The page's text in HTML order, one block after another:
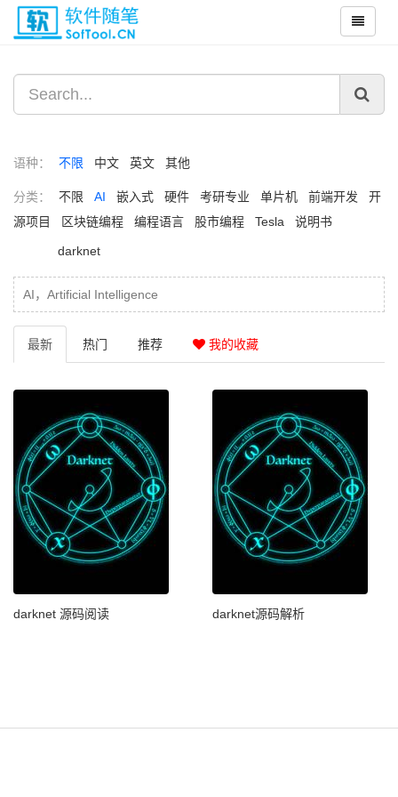
语种： 不限 中文 英文 其他
分类： 不限 AI 嵌入式 硬件 考研专业 单片机 前端开发
开
源项目
区块链编程 编程语言 股市编程 Tesla 说明书
darknet
AI，Artificial Intelligence​
最新 热门 推荐 我的收藏
darknet 源码阅读 darknet源码解析